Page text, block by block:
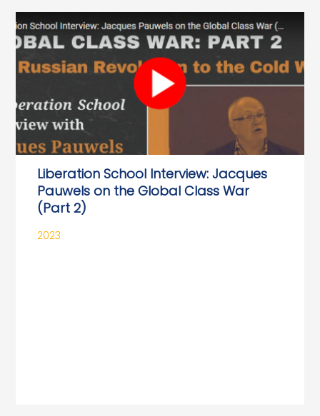
Liberation School Interview: Jacques
Pauwels on the Global Class War
(Part 2)
2023